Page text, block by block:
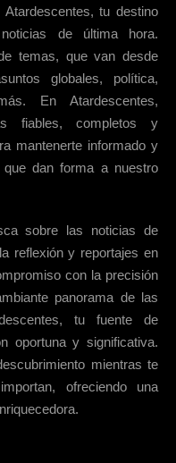
tu destino
de última hora.
temas, que van desde
globales, política,
En Atardescentes,
fiables, completos y
mantenerte informado y
dan forma a nuestro
sobre las noticias de
reflexión y reportajes en
con la precisión
panorama de las
tu fuente de
oportuna y significativa.
mientras te
ofreciendo una